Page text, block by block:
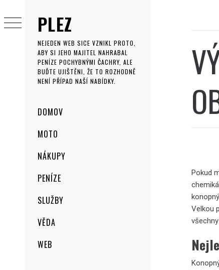
PLEZ
NEJEDEN WEB SICE VZNIKL PROTO,
ABY SI JEHO MAJITEL NAHRABAL
PENÍZE POCHYBNÝMI ČACHRY, ALE
BUĎTE UJIŠTĚNI, ŽE TO ROZHODNĚ
NENÍ PŘÍPAD NAŠÍ NABÍDKY.
MenuDOMOV
MOTO
NÁKUPY
PENÍZE
SLUŽBY
VĚDA
WEB
to
content
Pokud
Velkou